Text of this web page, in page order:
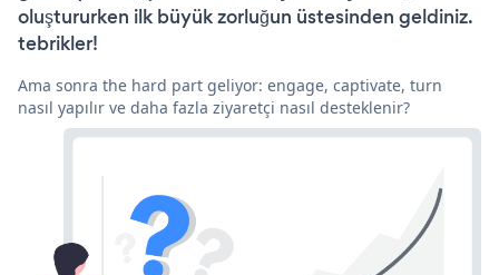
oluştururken ilk büyük zorluğun üstesinden geldiniz.
tebrikler!
Ama sonra the hard part geliyor: engage, captivate, turn
nasıl yapılır ve daha fazla ziyaretçi nasıl desteklenir?